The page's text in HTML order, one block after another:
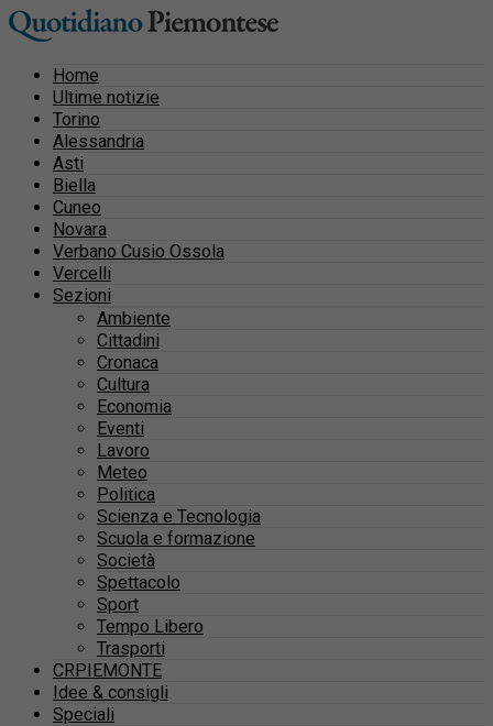
Home
Ultime notizie
Torino
Alessandria
Asti
Biella
Cuneo
Novara
Verbano Cusio Ossola
Vercelli
Sezioni
Ambiente
Cittadini
Cronaca
Cultura
Economia
Eventi
Lavoro
Meteo
Politica
Scienza e Tecnologia
Scuola e formazione
Società
Spettacolo
Sport
Tempo Libero
Trasporti
CRPIEMONTE
Idee & consigli
Speciali